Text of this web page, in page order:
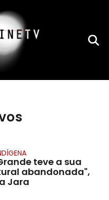
teve a sua
abandonada",
Jara